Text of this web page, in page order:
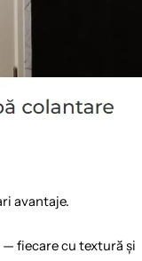
avantaje.
fiecare cu textură și